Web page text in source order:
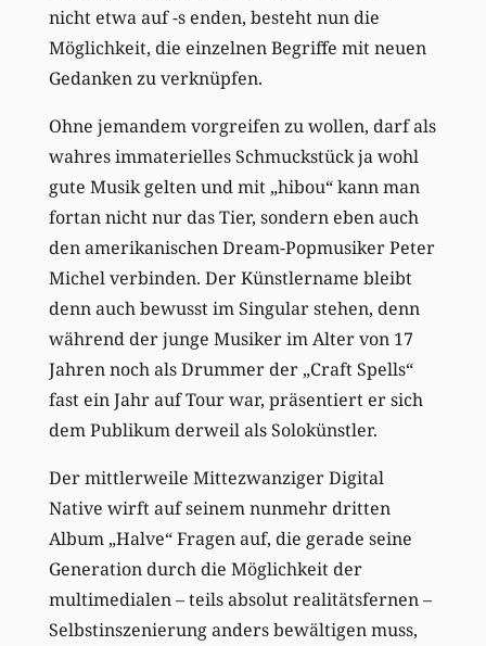
nicht etwa auf -s enden, besteht nun die
Möglichkeit, die einzelnen Begriffe mit neuen
Gedanken zu verknüpfen.
Ohne jemandem vorgreifen zu wollen, darf als
wahres immaterielles Schmuckstück ja wohl
gute Musik gelten und mit „hibou“ kann man
fortan nicht nur das Tier, sondern eben auch
den amerikanischen Dream-Popmusiker Peter
Michel verbinden. Der Künstlername bleibt
denn auch bewusst im Singular stehen, denn
während der junge Musiker im Alter von 17
Jahren noch als Drummer der „Craft Spells“
fast ein Jahr auf Tour war, präsentiert er sich
dem Publikum derweil als Solokünstler.
Der mittlerweile Mittezwanziger Digital
Native wirft auf seinem nunmehr dritten
Album „Halve“ Fragen auf, die gerade seine
Generation durch die Möglichkeit der
multimedialen – teils absolut realitätsfernen –
Selbstinszenierung anders bewältigen muss,